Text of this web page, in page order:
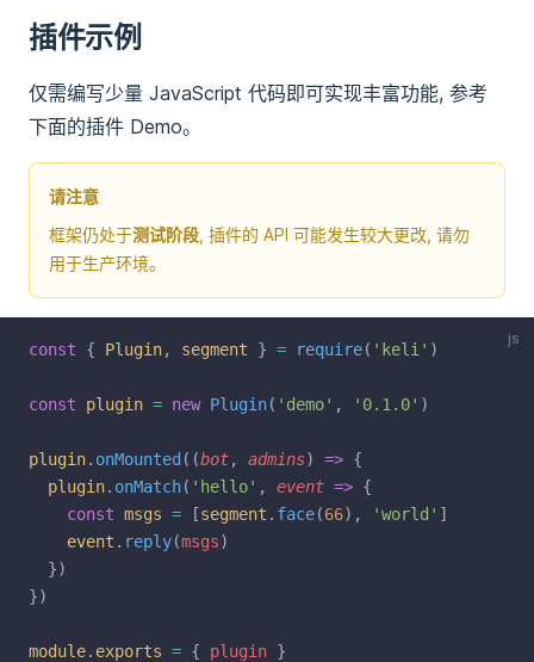
插件示例
仅需编写少量 JavaScript 代码即可实现丰富功能, 参考
下面的插件 Demo。
请注意
框架仍处于测试阶段 , 插件的 API 可能发生较大更改, 请勿
用于生产环境。
js
const { Plugin, segment } = require( 'keli' )
const plugin = new Plugin( 'demo' , '0.1.0' )
plugin. onMounted ((bot, admins) => {
plugin. onMatch( 'hello' , event => {
const msgs = [segment . face(66), 'world' ]
event . reply(msgs)
  })
})
module. exports = { plugin }